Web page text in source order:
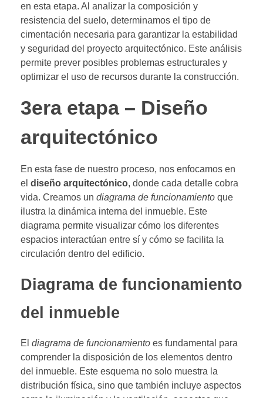
en esta etapa. Al analizar la composición y
resistencia del suelo, determinamos el tipo de
cimentación necesaria para garantizar la estabilidad
y seguridad del proyecto arquitectónico. Este análisis
permite prever posibles problemas estructurales y
optimizar el uso de recursos durante la construcción.
3era etapa – Diseño
arquitectónico
En esta fase de nuestro proceso, nos enfocamos en
el diseño arquitectónico, donde cada detalle cobra
vida. Creamos un diagrama de funcionamiento que
ilustra la dinámica interna del inmueble. Este
diagrama permite visualizar cómo los diferentes
espacios interactúan entre sí y cómo se facilita la
circulación dentro del edificio.
Diagrama de funcionamiento
del inmueble
El diagrama de funcionamiento es fundamental para
comprender la disposición de los elementos dentro
del inmueble. Este esquema no solo muestra la
distribución física, sino que también incluye aspectos